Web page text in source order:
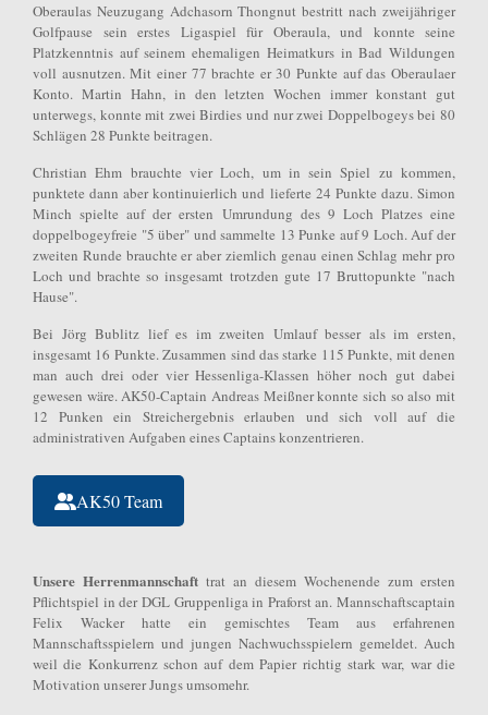
Oberaulas Neuzugang Adchasorn Thongnut bestritt nach zweijähriger
Golfpause sein erstes Ligaspiel für Oberaula, und konnte seine
Platzkenntnis auf seinem ehemaligen Heimatkurs in Bad Wildungen
voll ausnutzen. Mit einer 77 brachte er 30 Punkte auf das Oberaulaer
Konto. Martin Hahn, in den letzten Wochen immer konstant gut
unterwegs, konnte mit zwei Birdies und nur zwei Doppelbogeys bei 80
Schlägen 28 Punkte beitragen.
Christian Ehm brauchte vier Loch, um in sein Spiel zu kommen,
punktete dann aber kontinuierlich und lieferte 24 Punkte dazu. Simon
Minch spielte auf der ersten Umrundung des 9 Loch Platzes eine
doppelbogeyfreie "5 über" und sammelte 13 Punke auf 9 Loch. Auf der
zweiten Runde brauchte er aber ziemlich genau einen Schlag mehr pro
Loch und brachte so insgesamt trotzden gute 17 Bruttopunkte "nach
Hause".
Bei Jörg Bublitz lief es im zweiten Umlauf besser als im ersten,
insgesamt 16 Punkte. Zusammen sind das starke 115 Punkte, mit denen
man auch drei oder vier Hessenliga-Klassen höher noch gut dabei
gewesen wäre. AK50-Captain Andreas Meißner konnte sich so also mit
12 Punken ein Streichergebnis erlauben und sich voll auf die
administrativen Aufgaben eines Captains konzentrieren.
AK50 Team
Unsere Herrenmannschaft trat an diesem Wochenende zum ersten
Pflichtspiel in der DGL Gruppenliga in Praforst an. Mannschaftscaptain
Felix Wacker hatte ein gemischtes Team aus erfahrenen
Mannschaftsspielern und jungen Nachwuchsspielern gemeldet. Auch
weil die Konkurrenz schon auf dem Papier richtig stark war, war die
Motivation unserer Jungs umsomehr.